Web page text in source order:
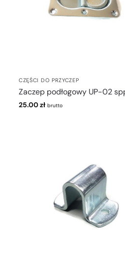
CZĘŚCI DO PRZYCZEP
Zaczep podłogowy UP-02
25.00zł brutto